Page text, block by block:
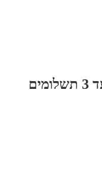
- אפשרות עד 12 תשלומים (עד 3 תשלומים